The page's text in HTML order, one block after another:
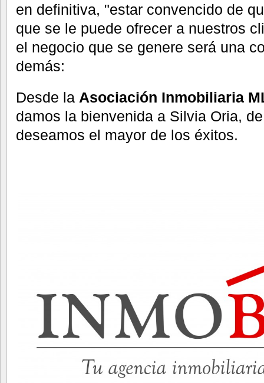
en definitiva, "estar convencido de
que se le puede ofrecer a nuestros
el negocio que se genere será una
demás:
Desde la Asociación Inmobiliaria
damos la bienvenida a Silvia Oria, de
deseamos el mayor de los éxitos.